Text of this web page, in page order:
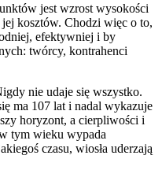
jest wzrost wysokości
kosztów. Chodzi więc o to,
efektywniej i by
twórcy, kontrahenci
nie udaje się wszystko.
ma 107 lat i nadal wykazuje
horyzont, a cierpliwości i
tym wieku wypada
czasu, wiosła uderzają